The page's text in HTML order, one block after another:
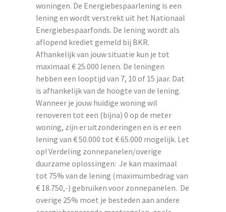
woningen. De Energiebespaarlening is een
lening en wordt verstrekt uit het Nationaal
Energiebespaarfonds. De lening wordt als
aflopend krediet gemeld bij BKR.
Afhankelijk van jouw situatie kun je tot
maximaal € 25.000 lenen. De leningen
hebben een looptijd van 7, 10 of 15 jaar. Dat
is afhankelijk van de hoogte van de lening.
Wanneer je jouw huidige woning wil
renoveren tot een (bijna) 0 op de meter
woning, zijn er uitzonderingen en is er een
lening van € 50.000 tot € 65.000 mogelijk. Let
op! Verdeling zonnepanelen/overige
duurzame oplossingen: Je kan maximaal
tot 75% van de lening (maximumbedrag van
€ 18.750,-) gebruiken voor zonnepanelen. De
overige 25% moet je besteden aan andere